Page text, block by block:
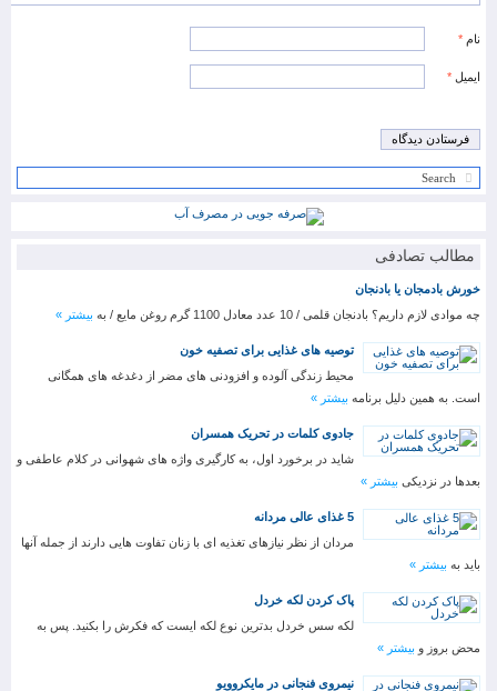
نام *
ایمیل *
مطالب تصادفی
خورش بادمجان یا بادنجان
چه موادی لازم داریم؟ بادنجان قلمی / 10 عدد معادل 1100 گرم روغن مایع / به
بیشتر »
توصیه های غذایی برای تصفیه خون
محیط زندگی آلوده و افزودنی های مضر از دغدغه های همگانی
است. به همین دلیل برنامه بیشتر »
جادوی کلمات در تحریک همسران
شاید در برخورد اول، به کارگیری واژه های شهوانی در کلام عاطفی و
بعدها در نزدیکی بیشتر »
5 غذای عالی مردانه
مردان از نظر نیازهای تغذیه ای با زنان تفاوت هایی دارند از جمله آنها
باید به بیشتر »
پاک کردن لکه خردل
لکه سس خردل بدترین نوع لکه ایست که فکرش را بکنید. پس به
محض بروز و بیشتر »
نیمروی فنجانی در مایکروویو